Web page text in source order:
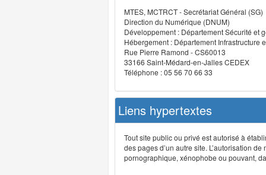
MTES, MCTRCT - Secrétariat Général (SG)
Direction du Numérique (DNUM)
Développement : Département Sécurité et
Hébergement : Département Infrastructure
Rue Pierre Ramond - CS60013
33166 Saint-Médard-en-Jalles CEDEX
Téléphone : 05 56 70 66 33
Liens hypertextes
Tout site public ou privé est autorisé à
des pages d’un autre site. L’autorisation
pornographique, xénophobe ou pouvant,